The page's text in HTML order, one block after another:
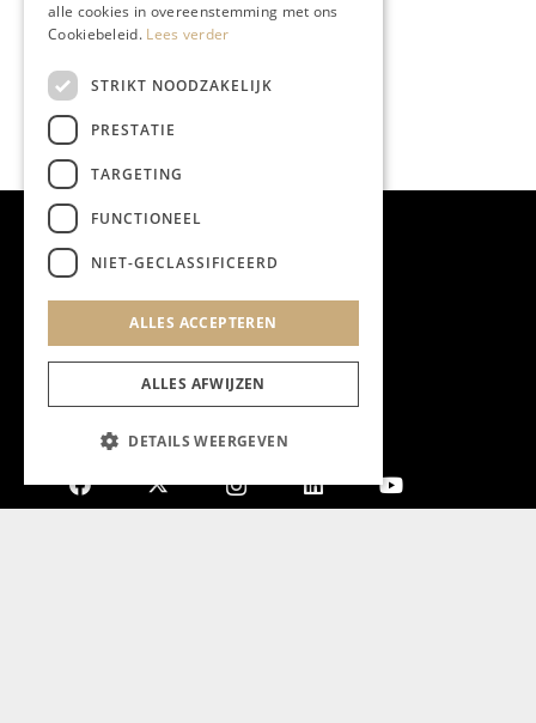
alle cookies in overeenstemming met ons
Cookiebeleid. Lees verder
STRIKT NOODZAKELIJK
PRESTATIE
TARGETING
FUNCTIONEEL
NIET-GECLASSIFICEERD
ALLES ACCEPTEREN
ALLES AFWIJZEN
DETAILS WEERGEVEN